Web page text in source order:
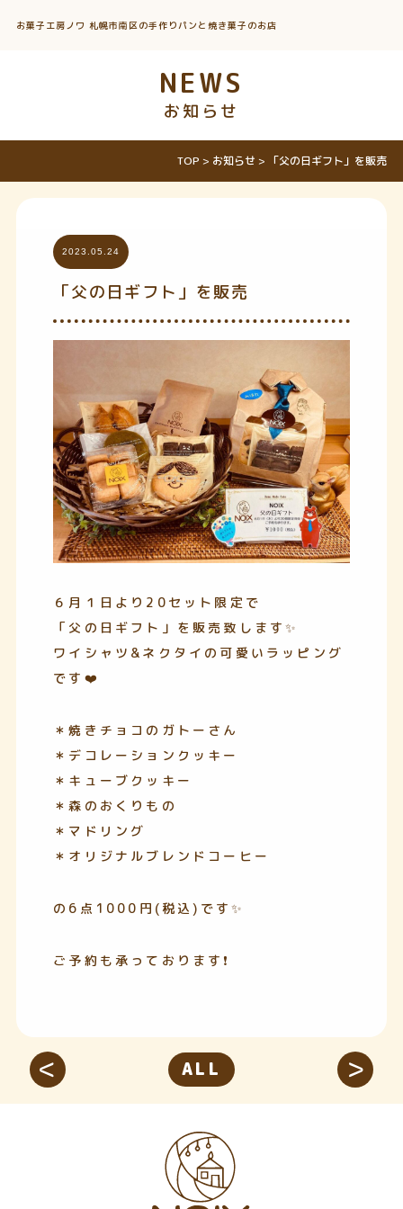
お菓子工房ノワ 札幌市南区の手作りパンと焼き菓子のお店
NEWS
お知らせ
TOP > お知らせ > 「父の日ギフト」を販売
2023.05.24
「父の日ギフト」を販売
６月１日より20セット限定で
「父の日ギフト」を販売致します✨
ワイシャツ&ネクタイの可愛いラッピング
です❤️
＊焼きチョコのガトーさん
＊デコレーションクッキー
＊キューブクッキー
＊森のおくりもの
＊マドリング
＊オリジナルブレンドコーヒー
の6点1000円(税込)です✨
ご予約も承っております❗️
ALL